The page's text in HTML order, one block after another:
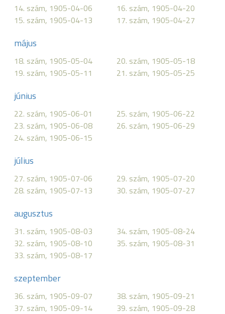
14. szám, 1905-04-06
15. szám, 1905-04-13
16. szám, 1905-04-20
17. szám, 1905-04-27
május
18. szám, 1905-05-04
19. szám, 1905-05-11
20. szám, 1905-05-18
21. szám, 1905-05-25
június
22. szám, 1905-06-01
23. szám, 1905-06-08
24. szám, 1905-06-15
25. szám, 1905-06-22
26. szám, 1905-06-29
július
27. szám, 1905-07-06
28. szám, 1905-07-13
29. szám, 1905-07-20
30. szám, 1905-07-27
augusztus
31. szám, 1905-08-03
32. szám, 1905-08-10
33. szám, 1905-08-17
34. szám, 1905-08-24
35. szám, 1905-08-31
szeptember
36. szám, 1905-09-07
37. szám, 1905-09-14
38. szám, 1905-09-21
39. szám, 1905-09-28